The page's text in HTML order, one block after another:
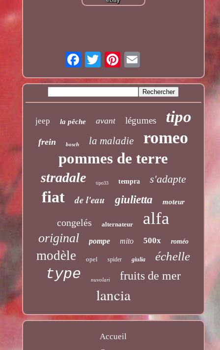
jeep la pêche avant légumes tipo
frein bosch la maladie romeo
pommes de terre
stradale tipo33 tempra s'adapte
fiat de l'eau giulietta moteur
congelés alternateur alfa
original pompe mito 500x roméo
modèle opel spider giulia échelle
type nuvolari fruits de mer
lancia
Accueil